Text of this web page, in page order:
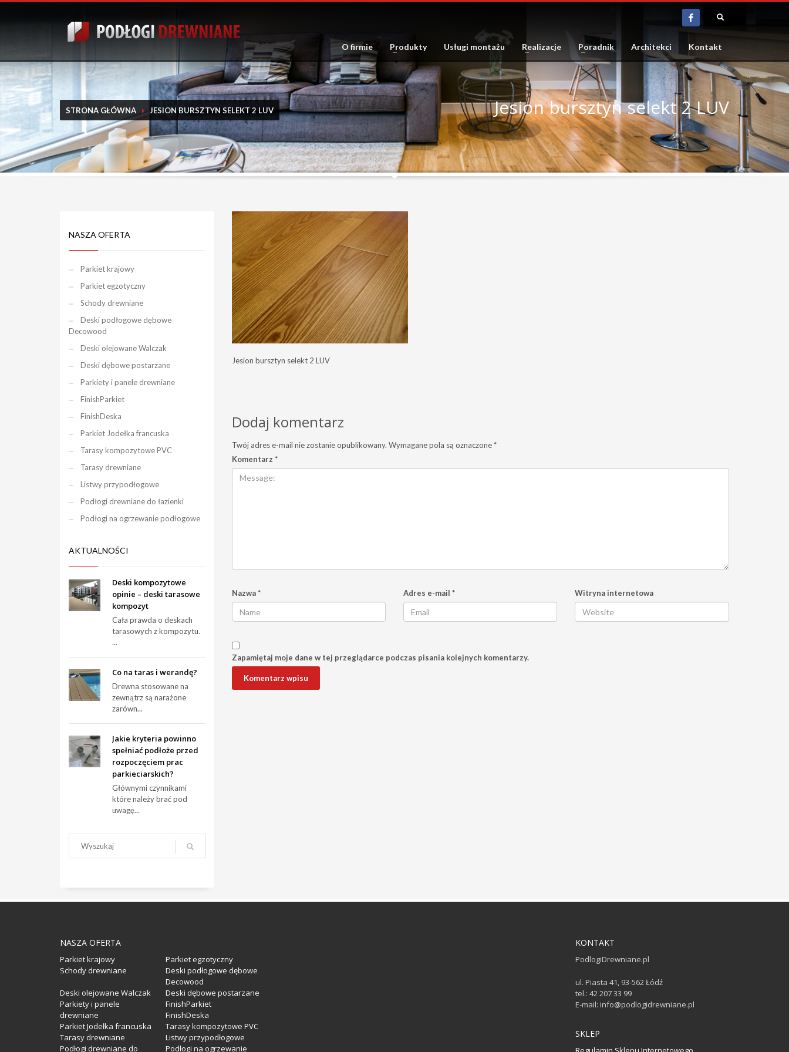
O firmie Produkty Usługi montażu Realizacje Poradnik Architekci Kontakt
STRONA GŁÓWNA JESION BURSZTYN SELEKT 2 LUV Jesion bursztyn selekt 2 LUV
Jesion bursztyn selekt 2 LUV
Dodaj komentarz
Twój adres e-mail nie zostanie opublikowany. Wymagane pola są oznaczone*
Komentarz *
Nazwa* Adres e-mail * Witryna internetowa
Zapamiętaj moje dane w tej przeglądarce podczas pisania kolejnych komentarzy.
NASZA OFERTA
Parkiet krajowy
Parkiet egzotyczny
Schody drewniane
Deski podłogowe dębowe
Decowood
Deski olejowane Walczak
Deski dębowe postarzane
Parkiety i panele drewniane
FinishParkiet
FinishDeska
Parkiet Jodełka francuska
Tarasy kompozytowe PVC
Tarasy drewniane
Listwy przypodłogowe
Podłogi drewniane do łazienki
Podłogi na ogrzewanie podłogowe
AKTUALNOŚCI
Deski kompozytowe
opinie – deski tarasowe
kompozyt
Cała prawda o deskach
tarasowych z kompozytu.
...
Co na taras i werandę?
Drewna stosowane na
zewnątrz są narażone
zarówn...
Jakie kryteria powinno
spełniać podłoże przed
rozpoczęciem prac
parkieciarskich?
Głównymi czynnikami
które należy brać pod
uwagę...
NASZA OFERTA
Parkiet krajowy
Parkiet egzotyczny
Schody drewniane
Deski podłogowe dębowe
Decowood
Deski olejowane Walczak
Deski dębowe postarzane
Parkiety i panele
drewniane
FinishParkiet
FinishDeska
Parkiet Jodełka francuska
Tarasy kompozytowe PVC
Tarasy drewniane
Listwy przypodłogowe
Podłogi drewniane do
Podłogi na ogrzewanie
KONTAKT
PodlogiDrewniane.pl
ul. Piasta 41, 93-562 Łódź
tel.: 42 207 33 99
E-mail: info@podlogidrewniane.pl
SKLEP